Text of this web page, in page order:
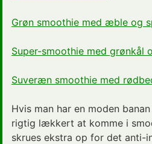
Grøn smoothie med æble og
Super-smoothie med grønkål
Suveræn smoothie med
Hvis man har en moden
rigtig lækkert at komme i
skrues ekstra op for det anti-